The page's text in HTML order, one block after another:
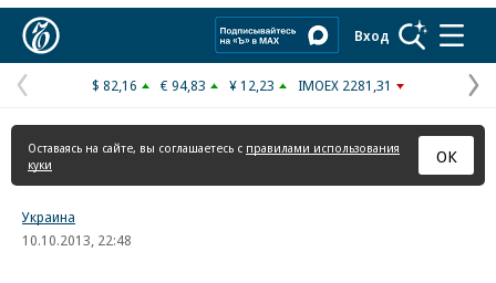
Вход
Предыдущая
страница
$ 82,16 € 94,83 ¥ 12,23 IMOEX 2281,31
Оставаясь на сайте, вы соглашаетесь с правилами использования
куки
ОК
Украина
10.10.2013, 22:48